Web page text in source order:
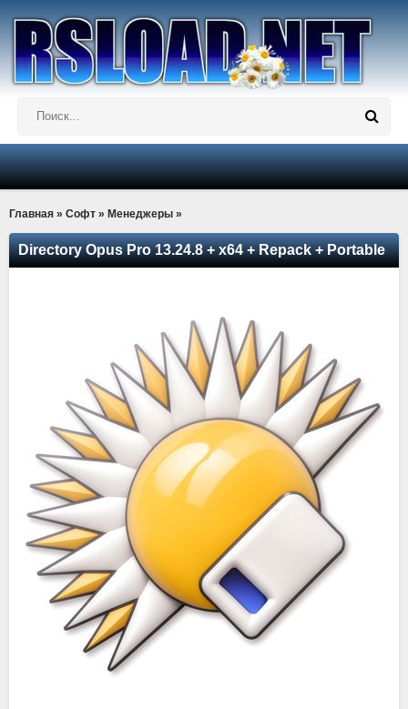
Главная » Софт » Менеджеры »
Directory Opus Pro 13.24.8 + x64 + Repack + Portable